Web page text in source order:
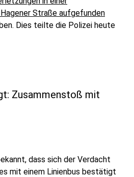
Straße aufgefunden
Dies teilte die Polizei heute
Zusammenstoß mit
dass sich der Verdacht
mit einem Linienbus bestätigt